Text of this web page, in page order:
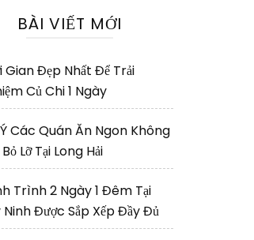
BÀI VIẾT MỚI
Gian Đẹp Nhất Để Trải
Củ Chi 1 Ngày
Các Quán Ăn Ngon Không
Lỡ Tại Long Hải
Trình 2 Ngày 1 Đêm Tại
Ninh Được Sắp Xếp Đầy Đủ